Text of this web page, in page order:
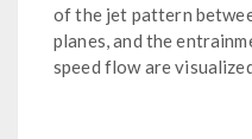
of the jet pattern
planes, and the
speed flow are